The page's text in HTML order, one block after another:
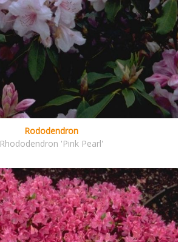
Rododendron
Rhododendron 'Pink Pearl'